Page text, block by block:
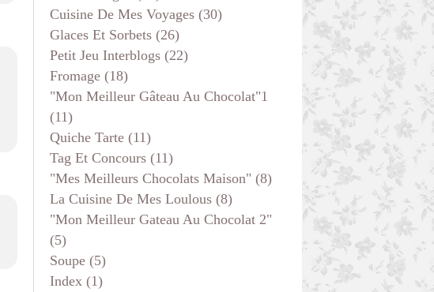
Cuisine De Mes Voyages (30)
Glaces Et Sorbets (26)
Petit Jeu Interblogs (22)
Fromage (18)
"mon Meilleur Gâteau Au Chocolat"1
(11)
Quiche Tarte (11)
Tag Et Concours (11)
"mes Meilleurs Chocolats Maison" (8)
La Cuisine De Mes Loulous (8)
"mon Meilleur Gateau Au Chocolat 2"
(5)
Soupe (5)
Index (1)